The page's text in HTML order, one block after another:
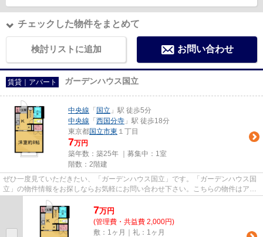
チェックした物件をまとめて
検討リストに追加 お問い合わせ
賃貸｜アパート ガーデンハウス国立
中央線 「 国立 」駅 徒歩5分
中央線 「 西国分寺 」駅 徒歩18分
東京都国立市東 １丁目
7万円
築年数：築25年 ｜募集中： 1室
階数：2階建
ぜひ一度見ていただきたい、「ガーデンハウス国立」です。「ガーデンハウス国
立」の物件情報をお探しならお気軽にお問い合わせ下さい。こちらの物件はアパ
ートです。徒歩5分で駅にアク...
7万円
(管理費・共益費 2,000円)
敷：1ヶ月｜礼：1ヶ月